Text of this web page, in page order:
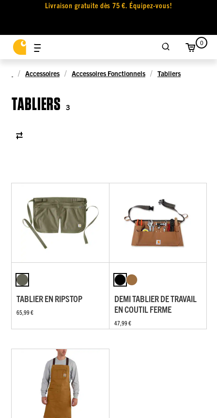
Livraison gratuite dès 75 €. Équipez-vous!
0
Accessoires Accessoires Fonctionnels Tabliers
TABLIERS 3
TABLIER EN RIPSTOP
65,99 €
DEMI TABLIER DE TRAVAIL
EN COUTIL FERME
47,99 €